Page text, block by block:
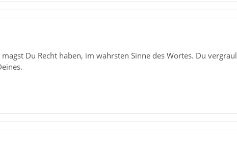
Du Recht haben, im wahrsten Sinne des Wortes. Du